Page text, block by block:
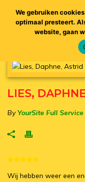
LIES,
ByYourSite Full
Wij hebben weer een
We gebruiken
optimaal presteert.
website, gaan